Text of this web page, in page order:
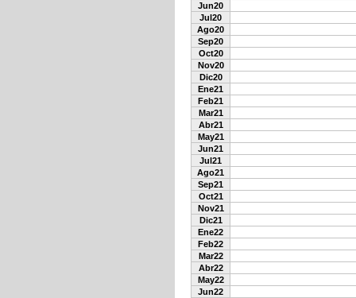
Jun20
Jul20
Ago20
Sep20
Oct20
Nov20
Dic20
Ene21
Feb21
Mar21
Abr21
May21
Jun21
Jul21
Ago21
Sep21
Oct21
Nov21
Dic21
Ene22
Feb22
Mar22
Abr22
May22
Jun22